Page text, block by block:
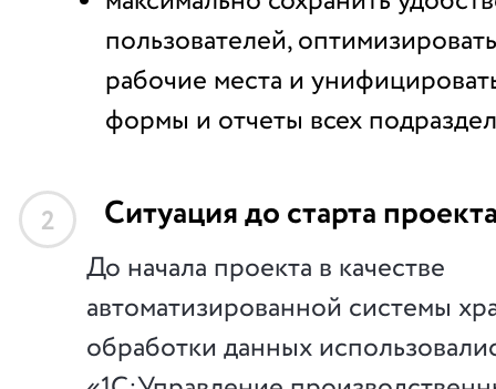
пользователей,
рабочие места и
формы и отчеты всех
2 Ситуация до старта
До начала проекта в качестве
автоматизированной системы
обработки данных